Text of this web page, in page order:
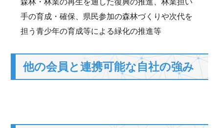
森林・林業の再生を通した復興の推進、林業担い
手の育成・確保、県民参加の森林づくりや次代を
担う青少年の育成等による緑化の推進等
他の会員と連携可能な自社の強み